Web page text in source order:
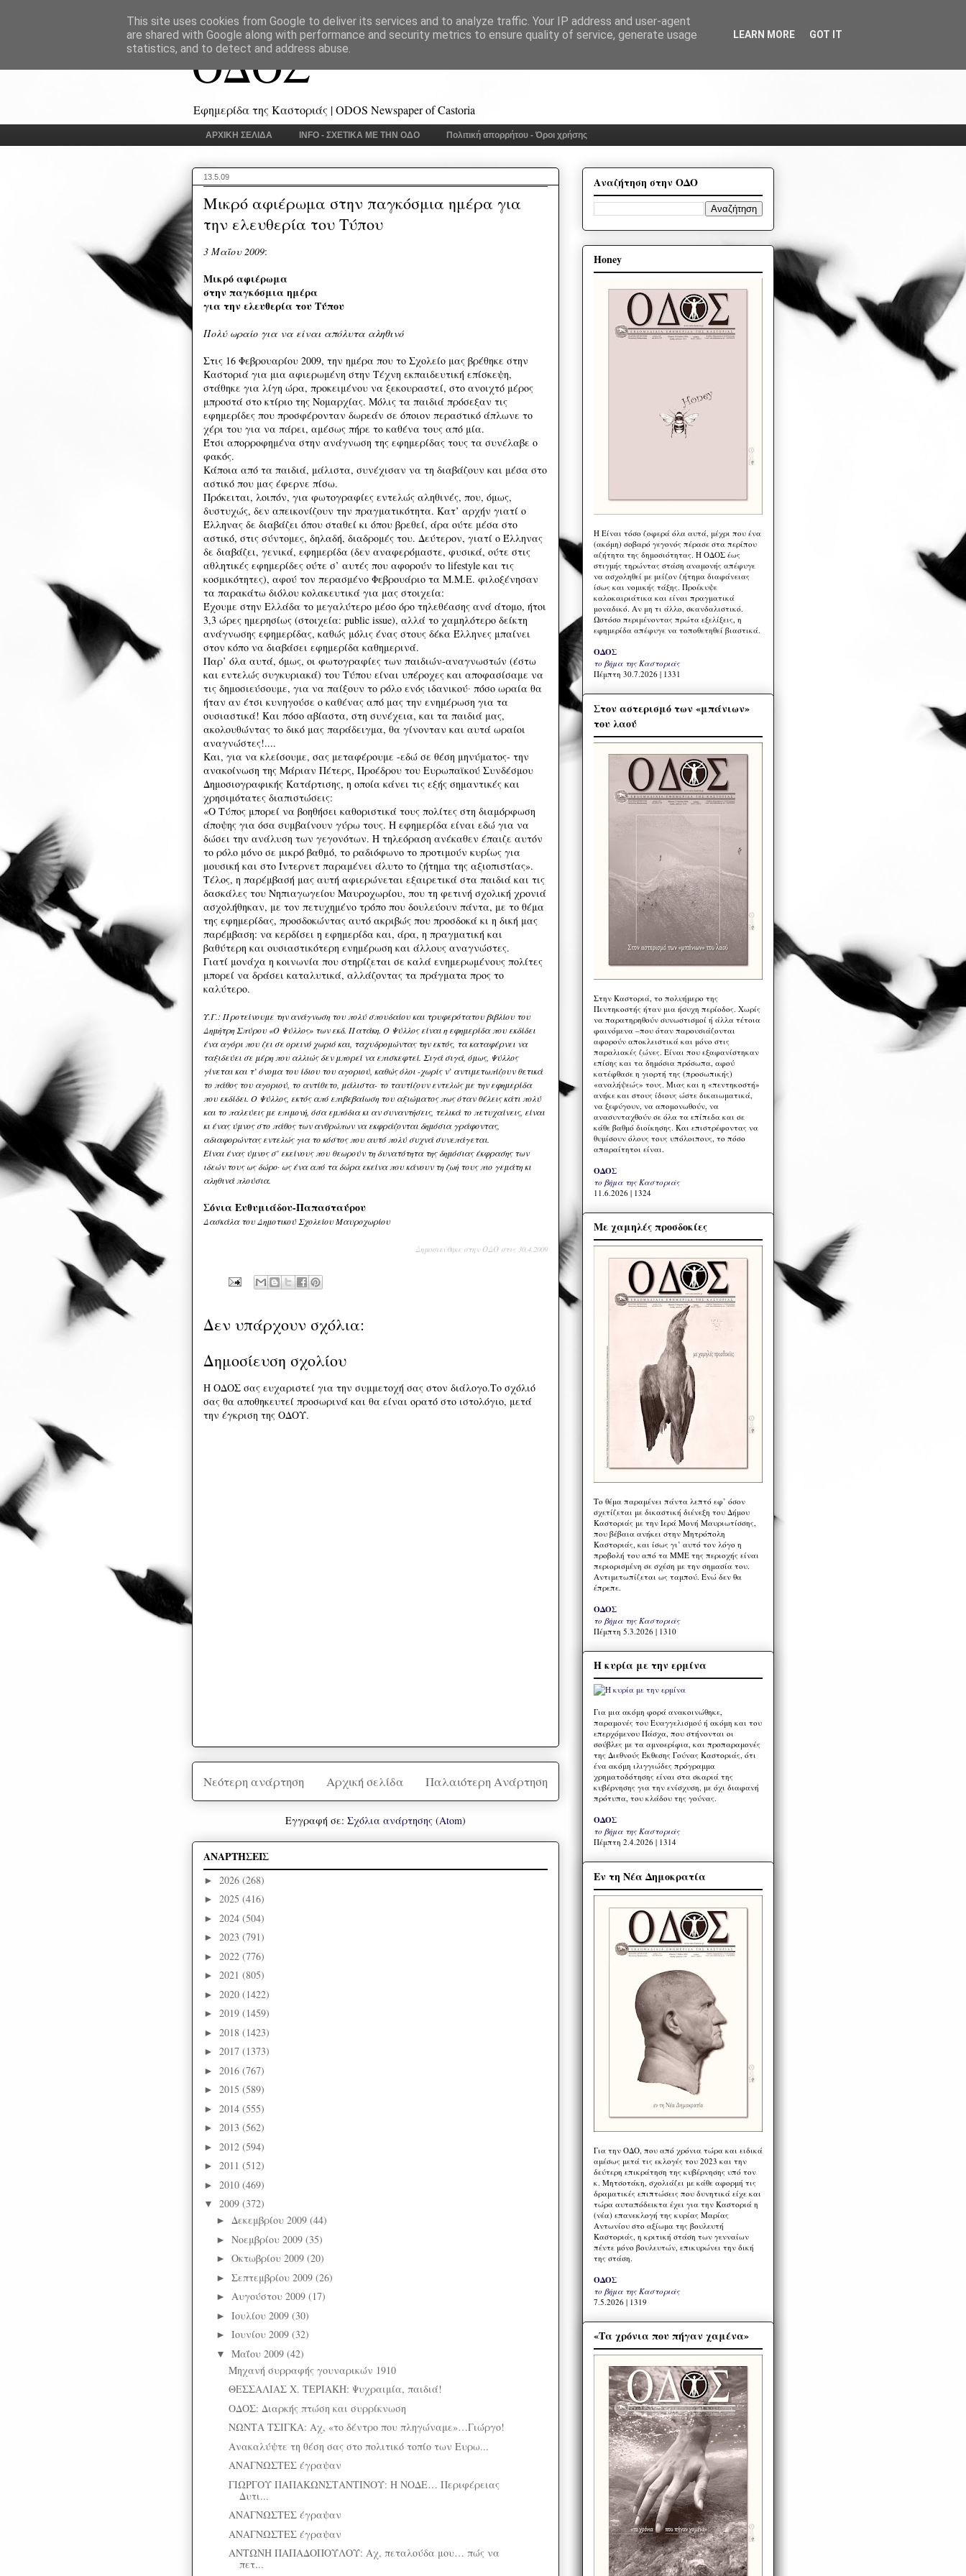
ΟΔΟΣ
Εφημερίδα της Καστοριάς | ODOS Newspaper of Castoria
ΑΡΧΙΚΗ ΣΕΛΙΔΑ INFO - ΣΧΕΤΙΚΑ ΜΕ ΤΗΝ ΟΔΟ Πολιτική απορρήτου - Όροι χρήσης
13.5.09
Μικρό αφιέρωμα στην παγκόσμια ημέρα για
την ελευθερία του Τύπου
3 Μαΐου 2009:
Μικρό αφιέρωμα
στην παγκόσμια ημέρα
για την ελευθερία του Τύπου
Πολύ ωραίο για να είναι απόλυτα αληθινό
Στις 16 Φεβρουαρίου 2009, την ημέρα που το Σχολείο μας βρέθηκε στην
Καστοριά για μια αφιερωμένη στην Τέχνη εκπαιδευτική επίσκεψη,
στάθηκε για λίγη ώρα, προκειμένου να ξεκουραστεί, στο ανοιχτό μέρος
μπροστά στο κτίριο της Νομαρχίας. Μόλις τα παιδιά πρόσεξαν τις
εφημερίδες που προσφέρονταν δωρεάν σε όποιον περαστικό άπλωνε το
χέρι του για να πάρει, αμέσως πήρε το καθένα τους από μία.
Έτσι απορροφημένα στην ανάγνωση της εφημερίδας τους τα συνέλαβε ο
φακός.
Κάποια από τα παιδιά, μάλιστα, συνέχισαν να τη διαβάζουν και μέσα στο
αστικό που μας έφερνε πίσω.
Πρόκειται, λοιπόν, για φωτογραφίες εντελώς αληθινές, που, όμως,
δυστυχώς, δεν απεικονίζουν την πραγματικότητα. Κατ’ αρχήν γιατί ο
Έλληνας δε διαβάζει όπου σταθεί κι όπου βρεθεί, άρα ούτε μέσα στο
αστικό, στις σύντομες, δηλαδή, διαδρομές του. Δεύτερον, γιατί ο Έλληνας
δε διαβάζει, γενικά, εφημερίδα (δεν αναφερόμαστε, φυσικά, ούτε στις
αθλητικές εφημερίδες ούτε σ’ αυτές που αφορούν το lifestyle και τις
κοσμικότητες), αφού τον περασμένο Φεβρουάριο τα Μ.Μ.Ε. φιλοξένησαν
τα παρακάτω διόλου κολακευτικά για μας στοιχεία:
Έχουμε στην Ελλάδα το μεγαλύτερο μέσο όρο τηλεθέασης ανά άτομο, ήτοι
3,3 ώρες ημερησίως (στοιχεία: public issue), αλλά το χαμηλότερο δείκτη
ανάγνωσης εφημερίδας, καθώς μόλις ένας στους δέκα Έλληνες μπαίνει
στον κόπο να διαβάσει εφημερίδα καθημερινά.
Παρ’ όλα αυτά, όμως, οι φωτογραφίες των παιδιών-αναγνωστών (έστω
και εντελώς συγκυριακά) του Τύπου είναι υπέροχες και αποφασίσαμε να
τις δημοσιεύσουμε, για να παίξουν το ρόλο ενός ιδανικού∙ πόσο ωραία θα
ήταν αν έτσι κυνηγούσε ο καθένας από μας την ενημέρωση για τα
ουσιαστικά! Και πόσο αβίαστα, στη συνέχεια, και τα παιδιά μας,
ακολουθώντας το δικό μας παράδειγμα, θα γίνονταν και αυτά ωραίοι
αναγνώστες!....
Και, για να κλείσουμε, σας μεταφέρουμε -εδώ σε θέση μηνύματος- την
ανακοίνωση της Μάριαν Πέτερς, Προέδρου του Ευρωπαϊκού Συνδέσμου
Δημοσιογραφικής Κατάρτισης, η οποία κάνει τις εξής σημαντικές και
χρησιμότατες διαπιστώσεις:
«Ο Τύπος μπορεί να βοηθήσει καθοριστικά τους πολίτες στη διαμόρφωση
άποψης για όσα συμβαίνουν γύρω τους. Η εφημερίδα είναι εδώ για να
δώσει την ανάλυση των γεγονότων. Η τηλεόραση ανέκαθεν έπαιζε αυτόν
το ρόλο μόνο σε μικρό βαθμό, το ραδιόφωνο το προτιμούν κυρίως για
μουσική και στο Ίντερνετ παραμένει άλυτο το ζήτημα της αξιοπιστίας».
Τέλος, η παρέμβασή μας αυτή αφιερώνεται εξαιρετικά στα παιδιά και τις
δασκάλες του Νηπιαγωγείου Μαυροχωρίου, που τη φετινή σχολική χρονιά
ασχολήθηκαν, με τον πετυχημένο τρόπο που δουλεύουν πάντα, με το θέμα
της εφημερίδας, προσδοκώντας αυτό ακριβώς που προσδοκά κι η δική μας
παρέμβαση: να κερδίσει η εφημερίδα και, άρα, η πραγματική και
βαθύτερη και ουσιαστικότερη ενημέρωση και άλλους αναγνώστες.
Γιατί μονάχα η κοινωνία που στηρίζεται σε καλά ενημερωμένους πολίτες
μπορεί να δράσει καταλυτικά, αλλάζοντας τα πράγματα προς το
καλύτερο.
Υ.Γ.: Προτείνουμε την ανάγνωση του πολύ σπουδαίου και τρυφερότατου βιβλίου του
Δημήτρη Σπύρου «Ο Ψύλλος» των εκδ. Πατάκη. Ο Ψύλλος είναι η εφημερίδα που εκδίδει
ένα αγόρι που ζει σε ορεινό χωριό και, ταχυδρομώντας την εκτός, τα καταφέρνει να
ταξιδεύει σε μέρη που αλλιώς δεν μπορεί να επισκεφτεί. Σιγά σιγά, όμως, Ψύλλος
γίνεται και τ’ όνομα του ίδιου του αγοριού, καθώς όλοι -χωρίς ν’ αντιμετωπίζουν θετικά
το πάθος του αγοριού, το αντίθετο, μάλιστα- το ταυτίζουν εντελώς με την εφημερίδα
που εκδίδει. Ο Ψύλλος, εκτός από επιβεβαίωση του αξιώματος πως όταν θέλεις κάτι πολύ
και το παλεύεις με επιμονή, όσα εμπόδια κι αν συναντήσεις, τελικά το πετυχαίνεις, είναι
κι ένας ύμνος στο πάθος των ανθρώπων να εκφράζονται δημόσια γράφοντας,
αδιαφορώντας εντελώς για το κόστος που αυτό πολύ συχνά συνεπάγεται.
Είναι ένας ύμνος σ’ εκείνους που θεωρούν τη δυνατότητα της δημόσιας έκφρασης των
ιδεών τους ως δώρο∙ ως ένα από τα δώρα εκείνα που κάνουν τη ζωή τους πιο γεμάτη κι
αληθινά πλούσια.
Σόνια Ευθυμιάδου-Παπασταύρου
Δασκάλα του Δημοτικού Σχολείου Μαυροχωρίου
Δημοσιεύθηκε στην ΟΔΟ στις 30.4.2009
Δεν υπάρχουν σχόλια:
Δημοσίευση σχολίου
Η ΟΔΟΣ σας ευχαριστεί για την συμμετοχή σας στον διάλογο.Το σχόλιό
σας θα αποθηκευτεί προσωρινά και θα είναι ορατό στο ιστολόγιο, μετά
την έγκριση της ΟΔΟΥ.
Νεότερη ανάρτηση Παλαιότερη Ανάρτηση
Αρχική σελίδα
Εγγραφή σε: Σχόλια ανάρτησης (Atom)
ΑΝΑΡΤΗΣΕΙΣ
► 2026 (268)
► 2025 (416)
► 2024 (504)
► 2023 (791)
► 2022 (776)
► 2021 (805)
► 2020 (1422)
► 2019 (1459)
► 2018 (1423)
► 2017 (1373)
► 2016 (767)
► 2015 (589)
► 2014 (555)
► 2013 (562)
► 2012 (594)
► 2011 (512)
► 2010 (469)
▼ 2009 (372)
► Δεκεμβρίου 2009 (44)
► Νοεμβρίου 2009 (35)
► Οκτωβρίου 2009 (20)
► Σεπτεμβρίου 2009 (26)
► Αυγούστου 2009 (17)
► Ιουλίου 2009 (30)
► Ιουνίου 2009 (32)
▼ Μαΐου 2009 (42)
Μηχανή συρραφής γουναρικών 1910
ΘΕΣΣΑΛΙΑΣ Χ. ΤΕΡΙΑΚΗ: Ψυχραιμία, παιδιά!
ΟΔΟΣ: Διαρκής πτώση και συρρίκνωση
ΝΩΝΤΑ ΤΣΙΓΚΑ: Αχ, «το δέντρο που πληγώναμε»…Γιώργο!
Ανακαλύψτε τη θέση σας στο πολιτικό τοπίο των Ευρω...
ΑΝΑΓΝΩΣΤΕΣ έγραψαν
ΓΙΩΡΓΟΥ ΠΑΠΑΚΩΝΣΤΑΝΤΙΝΟΥ: Η ΝΟΔΕ… Περιφέρειας
Δυτι...
ΑΝΑΓΝΩΣΤΕΣ έγραψαν
ΑΝΑΓΝΩΣΤΕΣ έγραψαν
ΑΝΤΩΝΗ ΠΑΠΑΔΟΠΟΥΛΟΥ: Αχ, πεταλούδα μου… πώς να
πετ...
Αναζήτηση στην ΟΔΟ
Honey
Η Eίναι τόσο ζοφερά όλα αυτά, μέχρι που ένα
(ακόμη) σοβαρό γεγονός πέρασε στα περίπου
αζήτητα της δημοσιότητας. Η ΟΔΟΣ έως
στιγμής τηρώντας στάση αναμονής απέφυγε
να ασχοληθεί με μείζον ζήτημα διαφάνειας
ίσως και νομικής τάξης. Προέκυψε
καλοκαιριάτικα και είναι πραγματικά
μοναδικό. Αν μη τι άλλο, σκανδαλιστικό.
Ωστόσο περιμένοντας πρώτα εξελίξεις, η
εφημερίδα απέφυγε να τοποθετηθεί βιαστικά.
ΟΔΟΣ
το βήμα της Καστοριάς
Πέμπτη 30.7.2026 | 1331
Στον αστερισμό των «μπάνιων»
του λαού
Στην Καστοριά, το πολυήμερο της
Πεντηκοστής ήταν μια ήσυχη περίοδος. Χωρίς
να παρατηρηθούν συνωστισμοί ή άλλα τέτοια
φαινόμενα –που όταν παρουσιάζονται
αφορούν αποκλειστικά και μόνο στις
παραλιακές ζώνες. Είναι που εξαφανίστηκαν
επίσης και τα δημόσια πρόσωπα, αφού
κατέφθασε η γιορτή της (προσωπικής)
«αναλήψεώς» τους. Μιας και η «πεντηκοστή»
ανήκε και στους ίδιους ώστε δικαιωματικά,
να ξεφύγουν, να απομονωθούν, να
ανασυνταχθούν σε όλα τα επίπεδα και σε
κάθε βαθμό διοίκησης. Και επιστρέφοντας να
θυμίσουν όλους τους υπόλοιπους, το πόσο
απαραίτητοι είναι.
ΟΔΟΣ
το βήμα της Καστοριάς
11.6.2026 | 1324
Με χαμηλές προσδοκίες
Το θέμα παραμένει πάντα λεπτό εφ’ όσον
σχετίζεται με δικαστική διένεξη του Δήμου
Καστοριάς με την Ιερά Μονή Μαυριωτίσσης,
που βέβαια ανήκει στην Μητρόπολη
Καστοριάς, και ίσως γι’ αυτό τον λόγο η
προβολή του από τα ΜΜΕ της περιοχής είναι
περιορισμένη σε σχέση με την σημασία του.
Αντιμετωπίζεται ως ταμπού. Ενώ δεν θα
έπρεπε.
ΟΔΟΣ
το βήμα της Καστοριάς
Πέμπτη 5.3.2026 | 1310
Η κυρία με την ερμίνα
Για μια ακόμη φορά ανακοινώθηκε,
παραμονές του Ευαγγελισμού ή ακόμη και του
επερχόμενου Πάσχα, που στήνονται οι
σούβλες με τα αμνοερίφια, και προπαραμονές
της Διεθνούς Έκθεσης Γούνας Καστοριάς, ότι
ένα ακόμη ιλιγγιώδες πρόγραμμα
χρηματοδότησης είναι στα σκαριά της
κυβέρνησης για την ενίσχυση, με όχι διαφανή
πρότυπα, του κλάδου της γούνας.
ΟΔΟΣ
το βήμα της Καστοριάς
Πέμπτη 2.4.2026 | 1314
Εν τη Νέα Δημοκρατία
Για την ΟΔΟ, που από χρόνια τώρα και ειδικά
αμέσως μετά τις εκλογές του 2023 και την
δεύτερη επικράτηση της κυβέρνησης υπό τον
κ. Μητσοτάκη, σχολιάζει με κάθε αφορμή τις
δραματικές επιπτώσεις που δυνητικά είχε και
τώρα αυταπόδεικτα έχει για την Καστοριά η
(νέα) επανεκλογή της κυρίας Μαρίας
Αντωνίου στο αξίωμα της βουλευτή
Καστοριάς, η κριτική στάση των γενναίων
πέντε μόνο βουλευτών, επικυρώνει την δική
της στάση.
ΟΔΟΣ
το βήμα της Καστοριάς
7.5.2026 | 1319
«Τα χρόνια που πήγαν χαμένα»
This site uses cookies from Google to deliver its services and to analyze traffic. Your IP address and user-agent
are shared with Google along with performance and security metrics to ensure quality of service, generate usage
statistics, and to detect and address abuse.
LEARN MORE GOT IT